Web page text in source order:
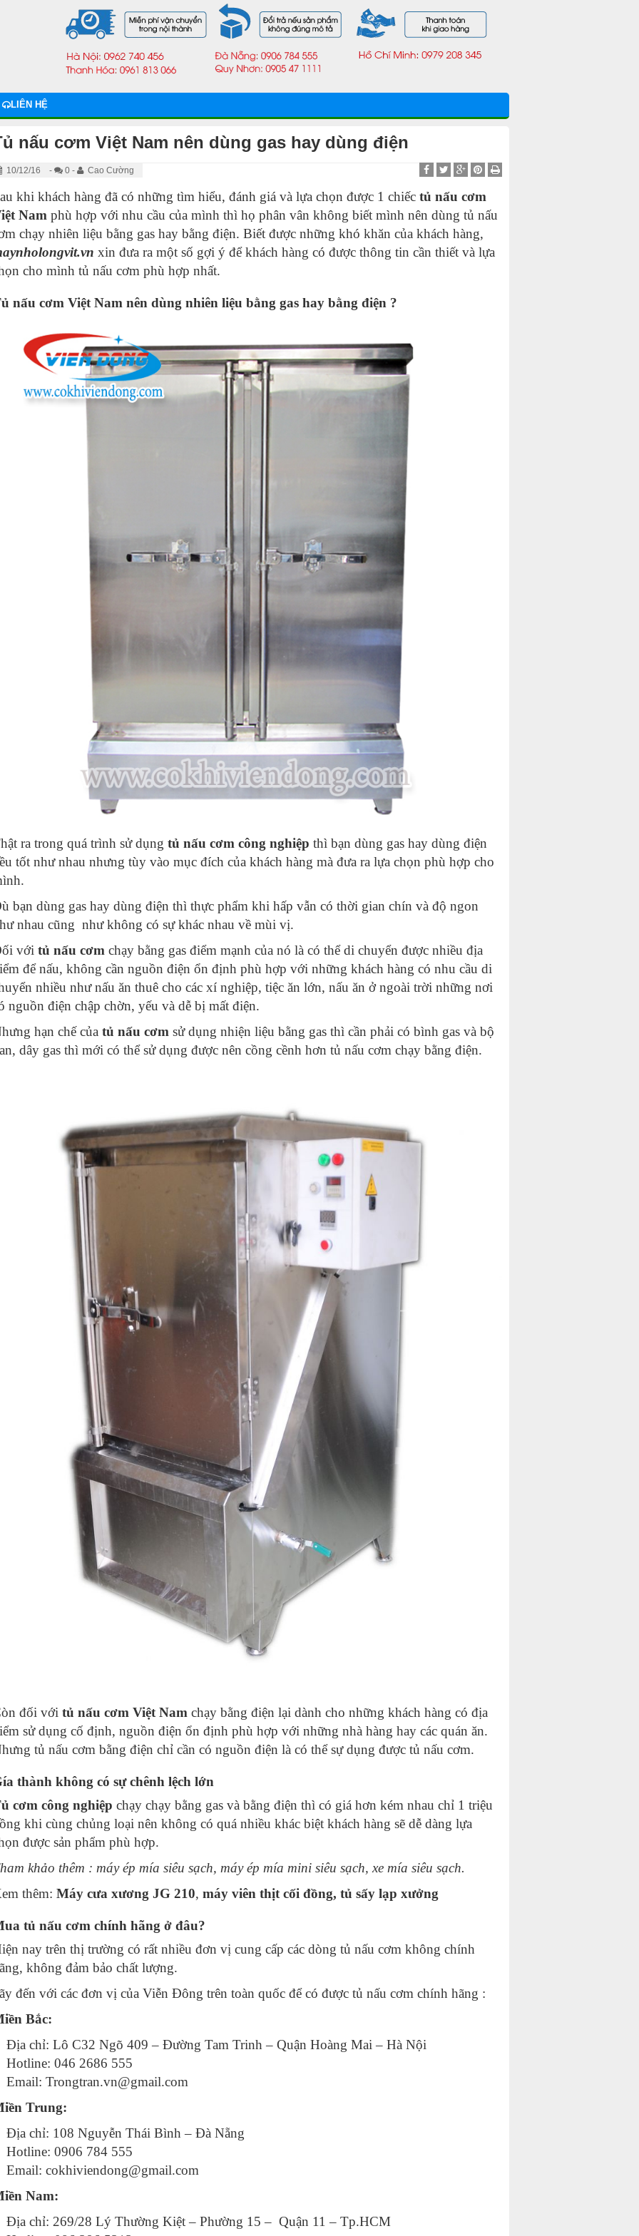
LIÊN HỆ
nấu cơm Việt Nam nên dùng gas hay dùng điện
10/12/16 - 0 - Cao Cường
khi khách hàng đã có những tìm hiểu, đánh giá và lựa chọn được 1 chiếc tủ nấu cơm
Nam phù hợp với nhu cầu của mình thì họ phân vân không biết mình nên dùng tủ nấu
chạy nhiên liệu bằng gas hay bằng điện. Biết được những khó khăn của khách hàng,
xin đưa ra một số gợi ý để khách hàng có được thông tin cần thiết và lựa
cho mình tủ nấu cơm phù hợp nhất.
nấu cơm Việt Nam nên dùng nhiên liệu bằng gas hay bằng điện ?
ra trong quá trình sử dụng tủ nấu cơm công nghiệp thì bạn dùng gas hay dùng điện
tốt như nhau nhưng tùy vào mục đích của khách hàng mà đưa ra lựa chọn phù hợp cho
bạn dùng gas hay dùng điện thì thực phẩm khi hấp vẫn có thời gian chín và độ ngon
nhau cũng như không có sự khác nhau về mùi vị.
với tủ nấu cơm chạy bằng gas điểm mạnh của nó là có thể di chuyển được nhiều địa
để nấu, không cần nguồn điện ổn định phù hợp với những khách hàng có nhu cầu di
nhiều như nấu ăn thuê cho các xí nghiệp, tiệc ăn lớn, nấu ăn ở ngoài trời những nơi
nguồn điện chập chờn, yếu và dễ bị mất điện.
hạn chế của tủ nấu cơm sử dụng nhiện liệu bằng gas thì cần phải có bình gas và bộ
dây gas thì mới có thể sử dụng được nên cồng cềnh hơn tủ nấu cơm chạy bằng điện.
đối với tủ nấu cơm Việt Nam chạy bằng điện lại dành cho những khách hàng có địa
sử dụng cố định, nguồn điện ổn định phù hợp với những nhà hàng hay các quán ăn.
tủ nấu cơm bằng điện chỉ cần có nguồn điện là có thể sự dụng được tủ nấu cơm.
thành không có sự chênh lệch lớn
cơm công nghiệp chạy chạy bằng gas và bằng điện thì có giá hơn kém nhau chỉ 1 triệu
khi cùng chủng loại nên không có quá nhiều khác biệt khách hàng sẽ dễ dàng lựa
được sản phẩm phù hợp.
khảo thêm : máy ép mía siêu sạch, máy ép mía mini siêu sạch, xe mía siêu sạch.
thêm: Máy cưa xương JG 210, máy viên thịt cối đồng, tủ sấy lạp xưởng
tủ nấu cơm chính hãng ở đâu?
nay trên thị trường có rất nhiều đơn vị cung cấp các dòng tủ nấu cơm không chính
không đảm bảo chất lượng.
ãy đến với các đơn vị của Viễn Đông trên toàn quốc để có được tủ nấu cơm chính hãng :
Bắc:
Địa chỉ: Lô C32 Ngõ 409 – Đường Tam Trinh – Quận Hoàng Mai – Hà Nội
Hotline: 046 2686 555
Email: Trongtran.vn@gmail.com
Trung:
Địa chỉ: 108 Nguyễn Thái Bình – Đà Nẵng
Hotline: 0906 784 555
Email: cokhiviendong@gmail.com
Nam:
Địa chỉ: 269/28 Lý Thường Kiệt – Phường 15 – Quận 11 – Tp.HCM